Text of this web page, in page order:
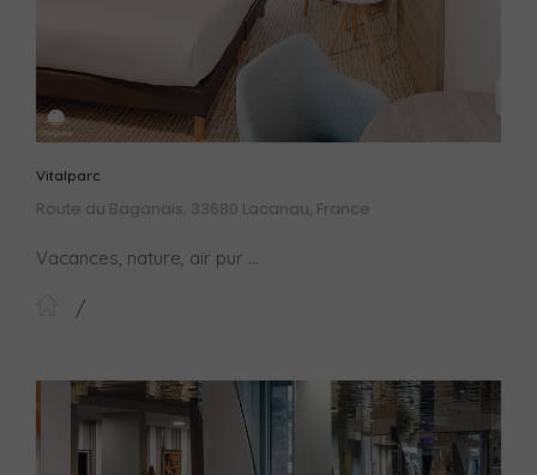
Vitalparc
Route du Baganais, 33680 Lacanau, France
Vacances, nature, air pur ...